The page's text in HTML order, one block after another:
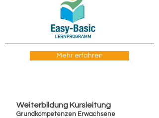
Mehr erfahren
Weiterbildung Kursleitung
Grundkompetenzen Erwachsene